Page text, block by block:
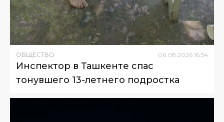
ОБЩЕСТВО 06.08.2026 16:54
Инспектор в Ташкенте спас
тонувшего 13-летнего подростка